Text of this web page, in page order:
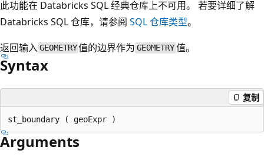
此功能在 Databricks SQL 经典仓库上不可用。 若要详细了解
Databricks SQL 仓库，请参阅 SQL 仓库类型。
返回输入GEOMETRY值的边界作为 GEOMETRY值。
Syntax
复制
Arguments